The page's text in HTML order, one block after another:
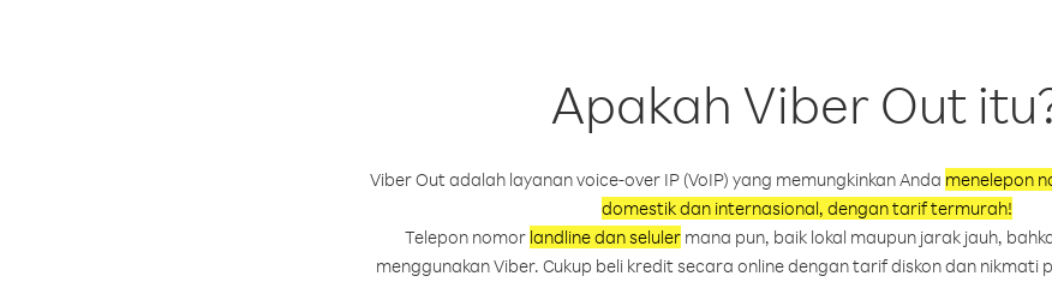
Apakah Viber Out
Viber Out adalah layanan voice-over IP (VoIP) yang memungkinkan Anda menelepon
domestik dan internasional, dengan tarif termurah!
Telepon nomor landline dan selulermana pun, baik lokal maupun jarak jauh,
menggunakan Viber. Cukup beli kredit secara online dengan tarif diskon dan